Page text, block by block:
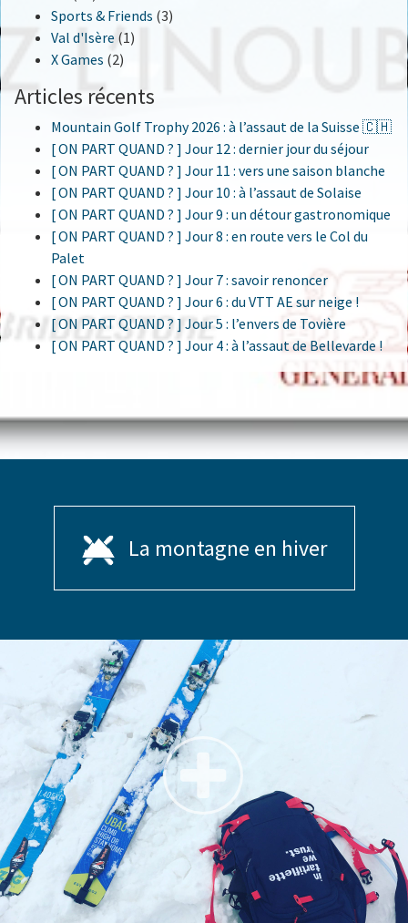
Sports & Friends (3)
Val d'Isère (1)
X Games (2)
Articles récents
Mountain Golf Trophy 2026 : à l’assaut de la Suisse 🇨🇭
[ ON PART QUAND ? ] Jour 12 : dernier jour du séjour
[ ON PART QUAND ? ] Jour 11 : vers une saison blanche
[ ON PART QUAND ? ] Jour 10 : à l’assaut de Solaise
[ ON PART QUAND ? ] Jour 9 : un détour gastronomique
[ ON PART QUAND ? ] Jour 8 : en route vers le Col du
Palet
[ ON PART QUAND ? ] Jour 7 : savoir renoncer
[ ON PART QUAND ? ] Jour 6 : du VTT AE sur neige !
[ ON PART QUAND ? ] Jour 5 : l’envers de Tovière
[ ON PART QUAND ? ] Jour 4 : à l’assaut de Bellevarde !
La montagne en hiver